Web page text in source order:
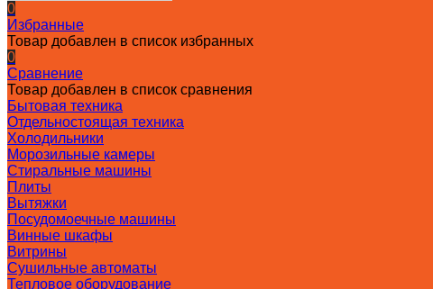
0
Избранные
Товар добавлен в список избранных
0
Сравнение
Товар добавлен в список сравнения
Бытовая техника
Отдельностоящая техника
Холодильники
Морозильные камеры
Стиральные машины
Плиты
Вытяжки
Посудомоечные машины
Винные шкафы
Витрины
Сушильные автоматы
Тепловое оборудование